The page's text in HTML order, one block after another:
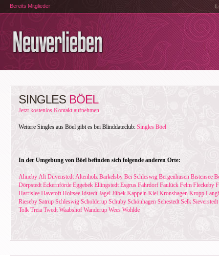
Bereits Mitglieder
SINGLES BÖEL
Jetzt kostenlos Kontakt aufnehmen...
Weitere Singles aus Böel gibt es bei Blinddateclub: Singles Böel
In der Umgebung von Böel befinden sich folgende anderen Orte:
Ahneby Alt Duvenstedt Altenholz Barkelsby Bei Schleswig Bergenhusen Bistensee
Dörpstedt Eckernförde Eggebek Ellingstedt Esgrus Fahrdorf Faulück Felm Fleckeby
Harrislee Havetoft Holtsee Idstedt Jagel Jübek Kappeln Kiel Kronshagen Kropp
Rieseby Satrup Schleswig Scholderup Schuby Schönhagen Sehestedt Selk Sieverstedt
Tolk Treia Twedt Waabshof Wanderup Wees Wohlde